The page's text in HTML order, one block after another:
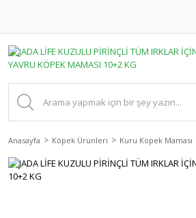
Anasayfa Köpek Ürünleri Kuru Köpek Maması